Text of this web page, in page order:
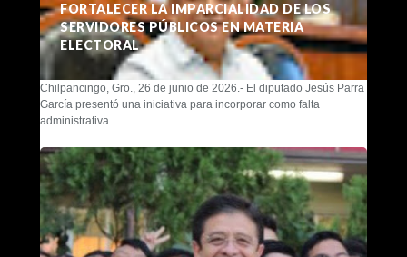
FORTALECER LA IMPARCIALIDAD DE LOS
SERVIDORES PÚBLICOS EN MATERIA
ELECTORAL
Chilpancingo, Gro., 26 de junio de 2026.- El diputado Jesús Parra
García presentó una iniciativa para incorporar como falta
administrativa...